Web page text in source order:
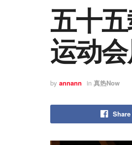
五十
运动
by annann in 真热Now